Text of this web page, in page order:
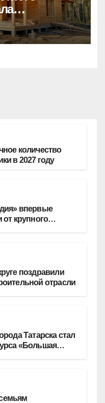
50
количество
в 2027 году
впервые
от крупного
поздравили
отрасли
Татарска стал
«Большая